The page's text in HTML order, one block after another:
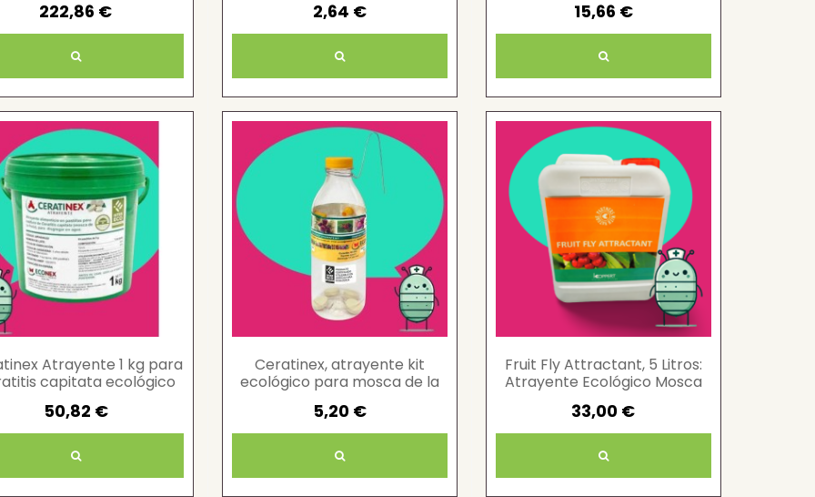
222,86 € 2,64 € 15,66 €
Atrayente 1 kg para
capitata ecológico
50,82 €
Ceratinex, atrayente kit
ecológico para mosca de la
5,20 €
Fruit Fly Attractant, 5 Litros:
Atrayente Ecológico Mosca
Fruta
33,00 €